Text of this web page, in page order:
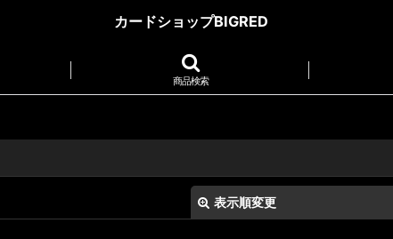
カードショップBIGRED
商品検索
表示順変更